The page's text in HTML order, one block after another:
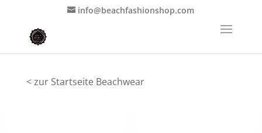
info@beachfashionshop.com
< zur Startseite Beachwear